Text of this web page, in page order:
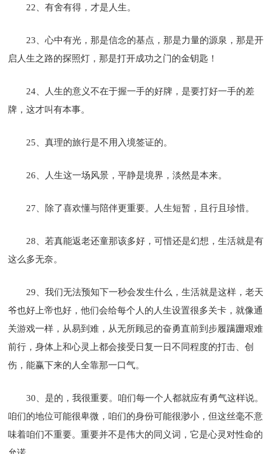
22、有舍有得，才是人生。
23、心中有光，那是信念的基点，那是力量的源泉，那是开
启人生之路的探照灯，那是打开成功之门的金钥匙！
24、人生的意义不在于握一手的好牌，是要打好一手的差
牌，这才叫有本事。
25、真理的旅行是不用入境签证的。
26、人生这一场风景，平静是境界，淡然是本来。
27、除了喜欢懂与陪伴更重要。人生短暂，且行且珍惜。
28、若真能返老还童那该多好，可惜还是幻想，生活就是有
这么多无奈。
29、我们无法预知下一秒会发生什么，生活就是这样，老天
爷也好上帝也好，他们会给每个人的人生设置很多关卡，就像通
关游戏一样，从易到难，从无所顾忌的奋勇直前到步履蹒跚艰难
前行，身体上和心灵上都会接受日复一日不同程度的打击、创
伤，能赢下来的人全靠那一口气。
30、是的，我很重要。咱们每一个人都就应有勇气这样说。
咱们的地位可能很卑微，咱们的身份可能很渺小，但这丝毫不意
味着咱们不重要。重要并不是伟大的同义词，它是心灵对性命的